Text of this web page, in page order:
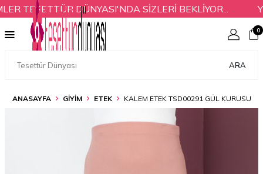
TESETTÜR DÜNYASI'NDA SİZLERİ BEKLİYOR...
ARA
0
ANASAYFA GİYİM ETEK KALEM ETEK TSD00291 GÜL KURUSU